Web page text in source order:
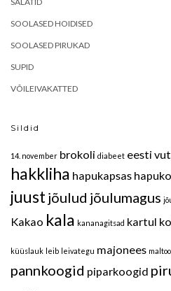
SOOLASED HOIDISED
SOOLASED PIRUKAD
SUPID
VÕILEIVAKATTED
Sildid
14. november brokoli diabeet eesti
hakkliha hapukapsas
juustjõulud jõulumagus
Kakao kala kananagitsad kartul
küüslauk leib leivategu majonees
pannkoogid piparkoogid